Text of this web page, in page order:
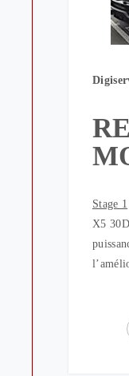
Stage 1
X5